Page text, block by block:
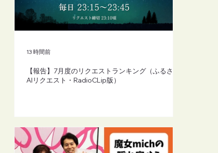
【FM-YRC】魔女michの隠れ家から
【報告】7月度のリクエストランキング（ふるさと
AIリクエスト・RadioCLip版）
13 時間前